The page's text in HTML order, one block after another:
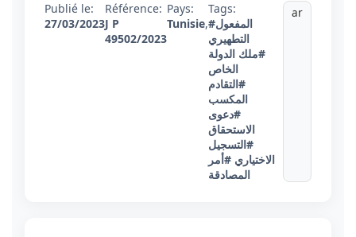
Publié le:
27/03/2023
Référence:
J P
49502/2023
Pays:
Tunisie,
Tags:
#المفعول
التطهيري
#ملك الدولة
الخاص
#التقادم
المكسب
#دعوى
الاستحقاق
#التسجيل
الاختياري #أمر
المصادقة
ar